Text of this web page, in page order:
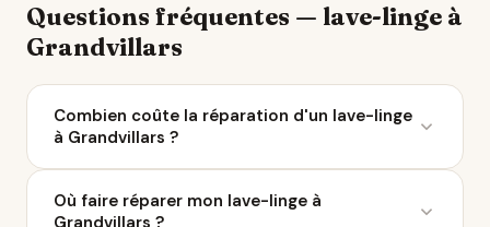
Questions fréquentes — lave-linge à
Grandvillars
Combien coûte la réparation d'un lave-linge
à Grandvillars ?
entre 50 et 200 € selon la panne. À Grandvillars, 5
Où faire réparer mon lave-linge à
Grandvillars ?